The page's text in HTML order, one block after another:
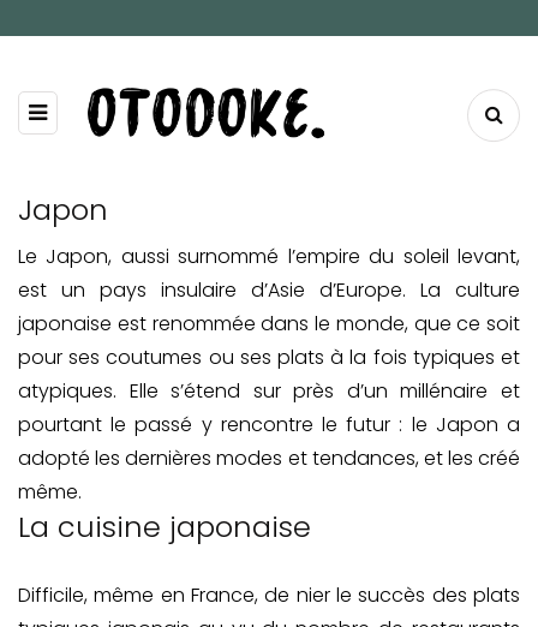
Japon
Le Japon, aussi surnommé l’empire du soleil levant,
est un pays insulaire d’Asie d’Europe. La culture
japonaise est renommée dans le monde, que ce soit
pour ses coutumes ou ses plats à la fois typiques et
atypiques. Elle s’étend sur près d’un millénaire et
pourtant le passé y rencontre le futur : le Japon a
adopté les dernières modes et tendances, et les créé
même.
La cuisine japonaise
Difficile, même en France, de nier le succès des plats